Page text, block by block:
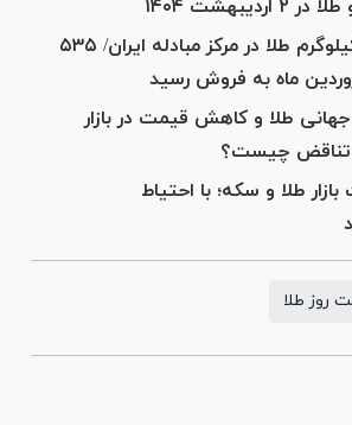
۱۴۰۴
معامله ۲۶۸ کیلوگرم طلا در مرکز مبادله ایران/ ۵۳۵
ماه به فروش رسید
طلا و کاهش قیمت در بازار
تناقض چیست؟
بازار طلا و سکه؛ با احتیاط
روز طلا